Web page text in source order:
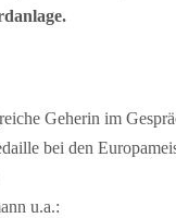
Geherin im
bei den
u.a.: